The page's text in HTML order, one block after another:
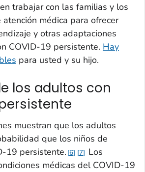
trabajar con las familias y los
médica para ofrecer
y otras adaptaciones
COVID-19 persistente. Hay
para usted y su hijo.
los adultos con
muestran que los adultos
que los niños de
19 persistente. 6 7
Los
médicas del COVID-19